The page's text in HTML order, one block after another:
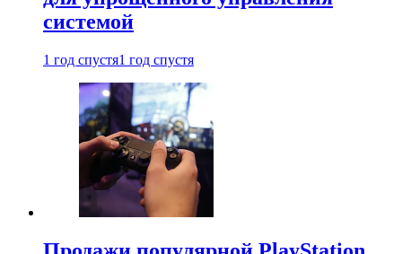
системой
1 год спустя1 год спустя